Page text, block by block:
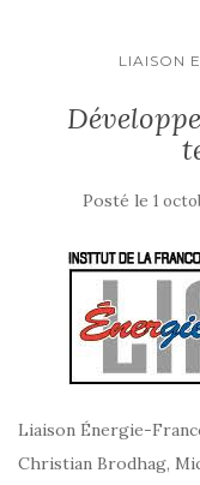
LIAISON
Posté le 1
Liaison Énergie-
Christian Brodhag,